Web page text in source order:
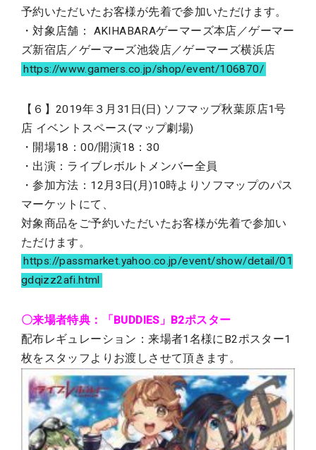
予約いただいたお客様が先着で参加いただけます。
・対象店舗： AKIHABARAゲーマーズ本店／ゲーマー
ズ新宿店／ゲーマーズ池袋店／ゲーマーズ横浜店
https://www.gamers.co.jp/shop/event/106870/
【６】2019年３月31日(日) ソフマップ秋葉原店1号
店 イベントスペース(マップ劇場)
・開場18：00/開演18：30
・出演：ライブレボルトメンバー全員
・参加方法：12月3日(月)10時よりソフマップのパス
マーケットにて、
対象商品をご予約いただいたお客様が先着で参加い
ただけます。
https://passmarket.yahoo.co.jp/event/show/detail/01
gdqizz2afi.html
〇来場者特典：「BUDDIES」B2ポスター
配布レギュレーション：来場者1名様にB2ポスター1
枚をスタッフよりお渡しさせて頂きます。